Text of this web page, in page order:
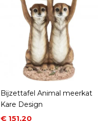
Bijzettafel Animal meerkat
Kare Design
Prijs
€ 151,20
Normale prijs